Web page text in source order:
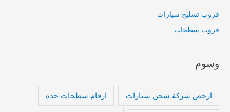
قروب تشليح سيارات
قروب سطحات
وسوم
ارخص شركة شحن سيارات ارقام سطحات جده